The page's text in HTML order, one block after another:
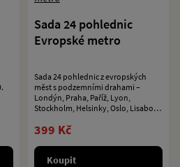
Sada 24 pohlednic
Evropské metro
Sada 24 pohlednic z evropských
měst s podzemními drahami –
Londýn, Praha, Paříž, Lyon,
Stockholm, Helsinky, Oslo, Lisabon,
399 Kč
Koupit